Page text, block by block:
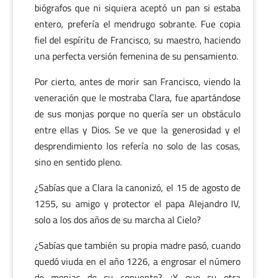
biógrafos que ni siquiera aceptó un pan si estaba
entero, prefería el mendrugo sobrante. Fue copia
fiel del espíritu de Francisco, su maestro, haciendo
una perfecta versión femenina de su pensamiento.
Por cierto, antes de morir san Francisco, viendo la
veneración que le mostraba Clara, fue apartándose
de sus monjas porque no quería ser un obstáculo
entre ellas y Dios. Se ve que la generosidad y el
desprendimiento los refería no solo de las cosas,
sino en sentido pleno.
¿Sabías que a Clara la canonizó, el 15 de agosto de
1255, su amigo y protector el papa Alejandro IV,
solo a los dos años de su marcha al Cielo?
¿Sabías que también su propia madre pasó, cuando
quedó viuda en el año 1226, a engrosar el número